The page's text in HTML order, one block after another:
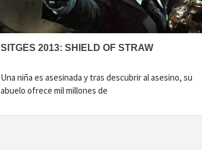
SITGES 2013: SHIELD OF STRAW
Una niña es asesinada y tras descubrir al asesino, su
abuelo ofrece mil millones de